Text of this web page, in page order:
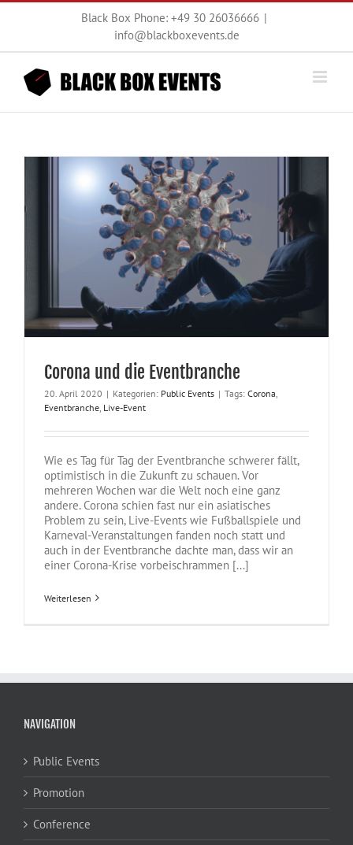
Zum
Black Box Phone: +49 30 26036666 |
info@blackboxevents.de
Corona und die Eventbranche
20. April 2020 | Kategorien: Public Events | Tags: Corona
Eventbranche Live-Event
Wie es Tag für Tag der Eventbranche schwerer fällt,
optimistisch in die Zukunft zu schauen. Vor
mehreren Wochen war die Welt noch eine ganz
andere. Corona schien fast nur ein asiatisches
Problem zu sein, Live-Events wie Fußballspiele und
Karneval-Veranstaltungen fanden noch statt und
auch in der Eventbranche dachte man, dass wir an
einer Corona-Krise vorbeischrammen [...]
Weiterlesen
NAVIGATION
Public Events
Promotion
Conference